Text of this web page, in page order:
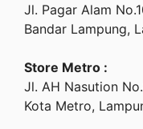
Jl. Pagar Alam
Bandar Lampung,
Store Metro :
Jl. AH Nasution
Kota Metro,